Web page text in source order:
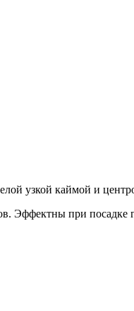
узкой каймой и
Эффектны при посадке